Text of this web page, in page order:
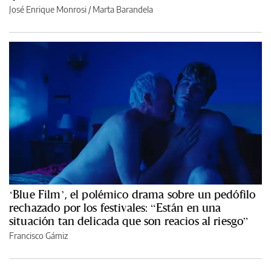
José Enrique Monrosi / Marta Barandela
‘Blue Film’, el polémico drama sobre un pedófilo
rechazado por los festivales: “Están en una
situación tan delicada que son reacios al riesgo”
Francisco Gámiz